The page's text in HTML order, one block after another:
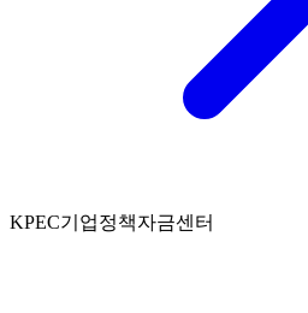
KPEC기업정책자금센터